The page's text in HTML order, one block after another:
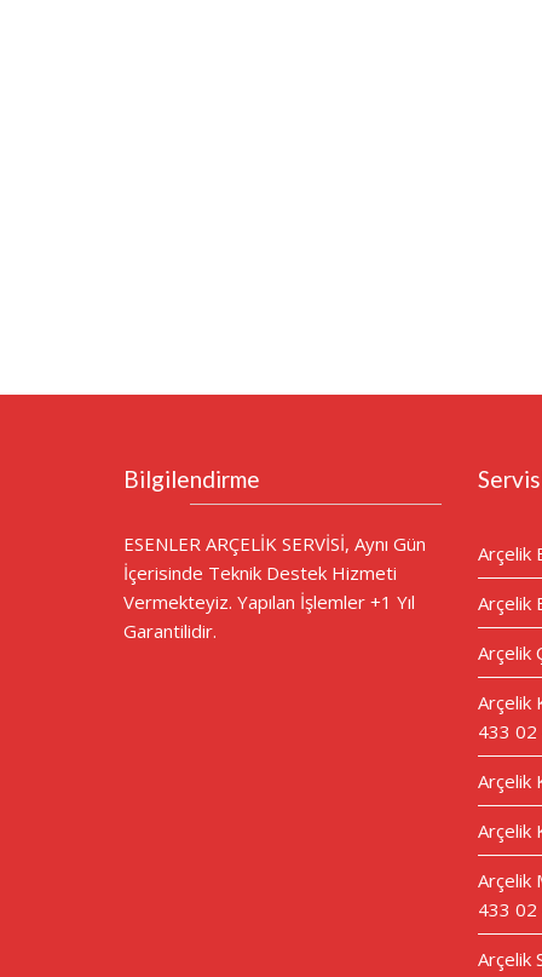
Bilgilendirme
ESENLER ARÇELİK SERVİSİ, Aynı Gün
İçerisinde Teknik Destek Hizmeti
Vermekteyiz. Yapılan İşlemler +1 Yıl
Garantilidir.
Arçelik
Arçelik
Arçelik
Arçelik
433 02
Arçelik
Arçelik
Arçelik
433 02
Arçelik